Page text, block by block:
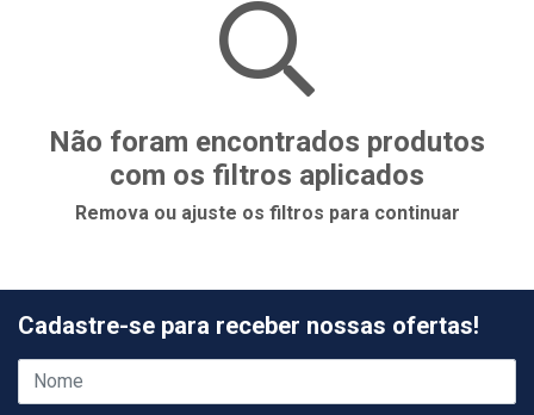
Não foram encontrados produtos
com os filtros aplicados
Remova ou ajuste os filtros para continuar
Cadastre-se para receber nossas ofertas!